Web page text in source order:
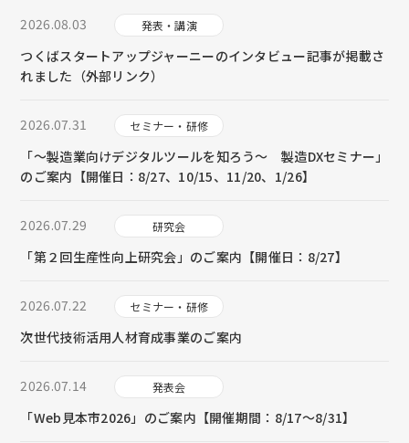
2026.08.03 発表・講演
つくばスタートアップジャーニーのインタビュー記事が掲載さ
れました（外部リンク）
2026.07.31 セミナー・研修
「～製造業向けデジタルツールを知ろう～ 製造DXセミナー」
のご案内【開催日：8/27、10/15、11/20、1/26】
2026.07.29 研究会
「第２回生産性向上研究会」のご案内【開催日：8/27】
2026.07.22 セミナー・研修
次世代技術活用人材育成事業のご案内
2026.07.14 発表会
「Web見本市2026」のご案内【開催期間：8/17～8/31】